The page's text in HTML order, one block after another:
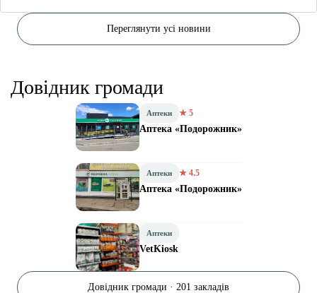
Переглянути усі новини
Довідник громади
Аптеки ★ 5
Аптека «Подорожник»
Аптеки ★ 4.5
Аптека «Подорожник»
Аптеки
VetKiosk
Довідник громади · 201 закладів